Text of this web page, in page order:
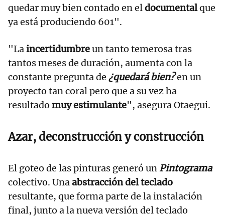
quedar muy bien contado en eldocumentalque
ya está produciendo 601".
"Laincertidumbreun tanto temerosa tras
tantos meses de duración, aumenta con la
constante pregunta de ¿quedará bien?en un
proyecto tan coral pero que a su vez ha
resultado muy estimulante", asegura Otaegui.
Azar, deconstrucción y construcción
El goteo de las pinturas generó unPintograma
colectivo. Unaabstracción del teclado
resultante, que forma parte de la instalación
final, junto a la nueva versión del teclado